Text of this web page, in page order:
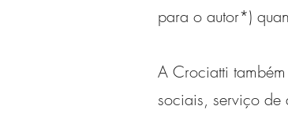
para o autor*)
A Crociatti
sociais, serviço de